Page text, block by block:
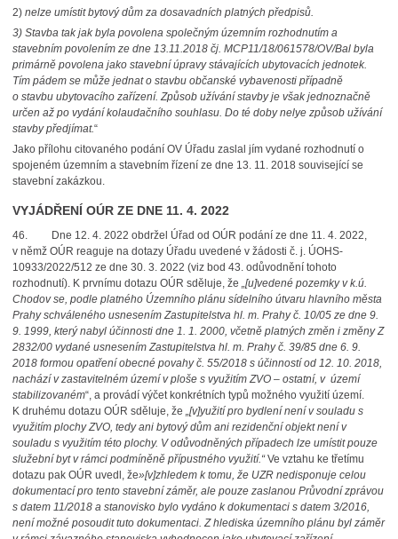
2) nelze umístit bytový dům za dosavadních platných předpisů.
3) Stavba tak jak byla povolena společným územním rozhodnutím a
stavebním povolením ze dne 13.11.2018 čj. MCP11/18/061578/OV/Bal byla
primárně povolena jako stavební úpravy stávajících ubytovacích jednotek.
Tím pádem se může jednat o stavbu občanské vybavenosti případně
o stavbu ubytovacího zařízení. Způsob užívání stavby je však jednoznačně
určen až po vydání kolaudačního souhlasu. Do té doby nelye způsob užívání
stavby předjímat.“
Jako přílohu citovaného podání OV Úřadu zaslal jím vydané rozhodnutí o
spojeném územním a stavebním řízení ze dne 13. 11. 2018 související se
stavební zakázkou.
VYJÁDŘENÍ OÚR ZE DNE 11. 4. 2022
46. Dne 12. 4. 2022 obdržel Úřad od OÚR podání ze dne 11. 4. 2022,
v němž OÚR reaguje na dotazy Úřadu uvedené v žádosti č. j. ÚOHS-
10933/2022/512 ze dne 30. 3. 2022 (viz bod 43. odůvodnění tohoto
rozhodnutí). K prvnímu dotazu OÚR sděluje, že „[u]vedené pozemky v k.ú.
Chodov se, podle platného Územního plánu sídelního útvaru hlavního města
Prahy schváleného usnesením Zastupitelstva hl. m. Prahy č. 10/05 ze dne 9.
9. 1999, který nabyl účinnosti dne 1. 1. 2000, včetně platných změn i změny Z
2832/00 vydané usnesením Zastupitelstva hl. m. Prahy č. 39/85 dne 6. 9.
2018 formou opatření obecné povahy č. 55/2018 s účinností od 12. 10. 2018,
nachází v zastavitelném území v ploše s využitím ZVO – ostatní, v území
stabilizovaném“, a provádí výčet konkrétních typů možného využití území.
K druhému dotazu OÚR sděluje, že „[v]yužití pro bydlení není v souladu s
využitím plochy ZVO, tedy ani bytový dům ani rezidenční objekt není v
souladu s využitím této plochy. V odůvodněných případech lze umístit pouze
služební byt v rámci podmíněně přípustného využití.“Ve vztahu ke třetímu
dotazu pak OÚR uvedl, že»[v]zhledem k tomu, že UZR nedisponuje celou
dokumentací pro tento stavební záměr, ale pouze zaslanou Průvodní zprávou
s datem 11/2018 a stanovisko bylo vydáno k dokumentaci s datem 3/2016,
není možné posoudit tuto dokumentaci. Z hlediska územního plánu byl záměr